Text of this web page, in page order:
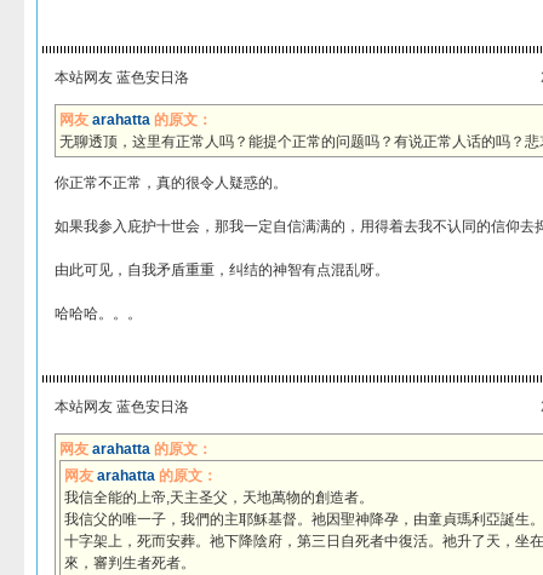
本站网友 蓝色安日洛
网友 arahatta的原文：
无聊透顶，这里有正常人吗？能提个正常的问题吗？有说正常人话的吗？悲
你正常不正常，真的很令人疑惑的。
如果我参入庇护十世会，那我一定自信满满的，用得着去我不认同的信仰去
由此可见，自我矛盾重重，纠结的神智有点混乱呀。
哈哈哈。。。
本站网友 蓝色安日洛
网友 arahatta的原文：
网友 arahatta的原文：
我信全能的上帝,天主圣父，天地萬物的創造者。
我信父的唯一子，我們的主耶穌基督。祂因聖神降孕，由童貞瑪利亞誕生
十字架上，死而安葬。祂下降陰府，第三日自死者中復活。祂升了天，坐
來，審判生者死者。